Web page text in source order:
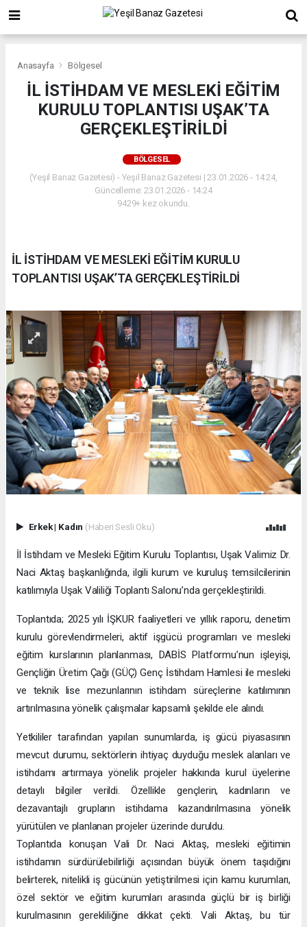
Anasayfa Bölgesel
İL İSTİHDAM VE MESLEKİ EĞİTİM
KURULU TOPLANTISI UŞAK’TA
GERÇEKLEŞTİRİLDİ
BÖLGESEL
(Yeşil Banaz Gazetesi) - Yeşil Banaz Gazetesi | 23.01.2026 - 14:24,
Güncelleme: 23.01.2026 - 14:24
9429+ kez okundu.
İL İSTİHDAM VE MESLEKİ EĞİTİM KURULU
TOPLANTISI UŞAK’TA GERÇEKLEŞTİRİLDİ
Erkek| Kadın (Haberi Sesli Oku)
İl İstihdam ve Mesleki Eğitim Kurulu Toplantısı, Uşak Valimiz Dr.
Naci Aktaş başkanlığında, ilgili kurum ve kuruluş temsilcilerinin
katılımıyla Uşak Valiliği Toplantı Salonu’nda gerçekleştirildi.
Toplantıda; 2025 yılı İŞKUR faaliyetleri ve yıllık raporu, denetim
kurulu görevlendirmeleri, aktif işgücü programları ve mesleki
eğitim kurslarının planlanması, DABİS Platformu’nun işleyişi,
Gençliğin Üretim Çağı (GÜÇ) Genç İstihdam Hamlesi ile mesleki
ve teknik lise mezunlarının istihdam süreçlerine katılımının
artırılmasına yönelik çalışmalar kapsamlı şekilde ele alındı.
Yetkililer tarafından yapılan sunumlarda, iş gücü piyasasının
mevcut durumu, sektörlerin ihtiyaç duyduğu meslek alanları ve
istihdamı artırmaya yönelik projeler hakkında kurul üyelerine
detaylı bilgiler verildi. Özellikle gençlerin, kadınların ve
dezavantajlı grupların istihdama kazandırılmasına yönelik
yürütülen ve planlanan projeler üzerinde duruldu.
Toplantıda konuşan Vali Dr. Naci Aktaş, mesleki eğitimin
istihdamın sürdürülebilirliği açısından büyük önem taşıdığını
belirterek, nitelikli iş gücünün yetiştirilmesi için kamu kurumları,
özel sektör ve eğitim kurumları arasında güçlü bir iş birliği
kurulmasının gerekliliğine dikkat çekti. Vali Aktaş, bu tür